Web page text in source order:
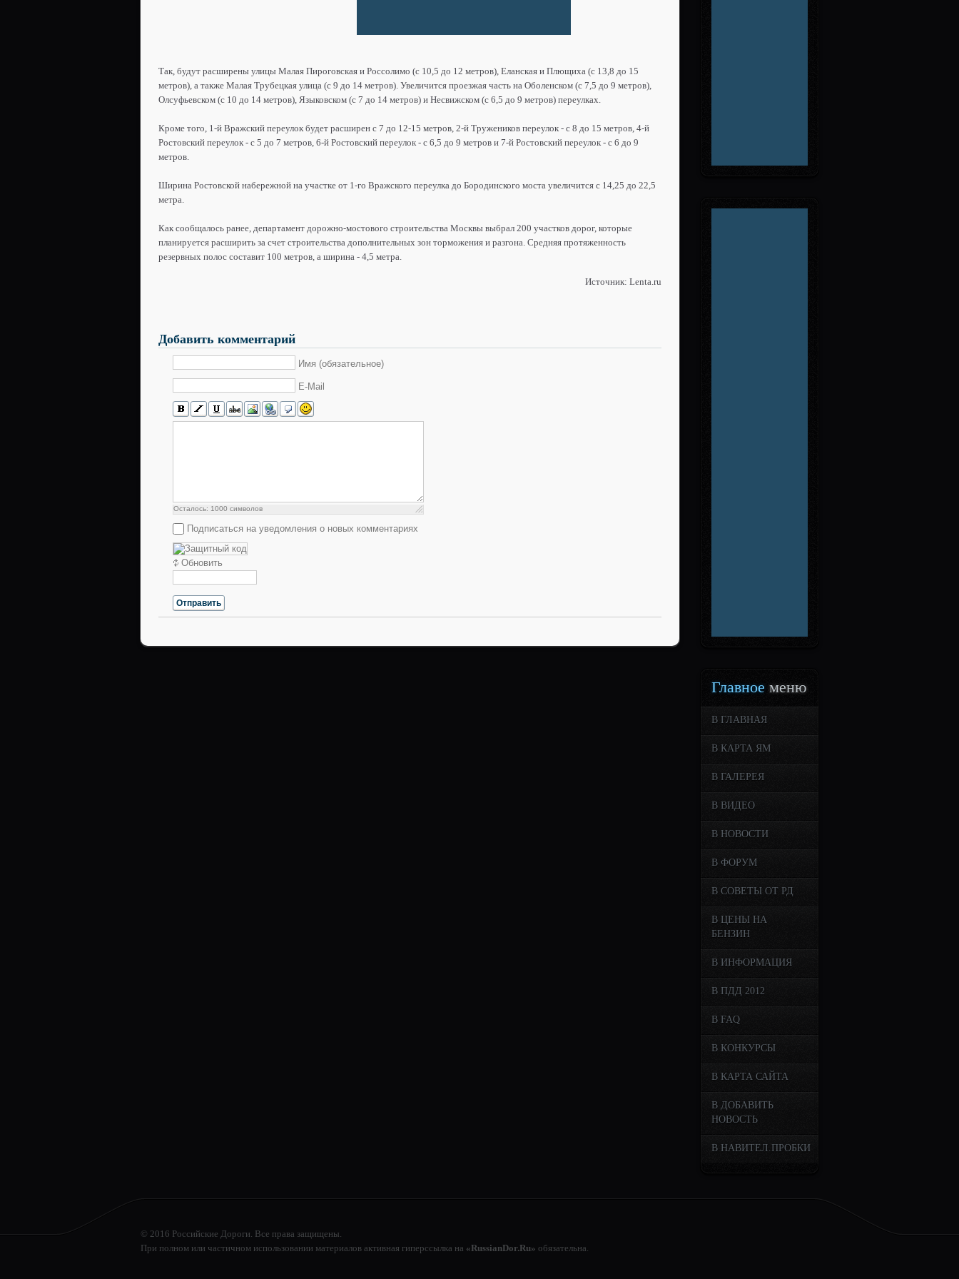
Так, будут расширены улицы Малая Пироговская и Россолимо (с 10,5 до 12 метров), Еланская и Плющиха (с 13,8 до 15
метров), а также Малая Трубецкая улица (с 9 до 14 метров). Увеличится проезжая часть на Оболенском (с 7,5 до 9 метров),
Олсуфьевском (с 10 до 14 метров), Языковском (с 7 до 14 метров) и Несвижском (с 6,5 до 9 метров) переулках.
Кроме того, 1-й Вражский переулок будет расширен с 7 до 12-15 метров, 2-й Тружеников переулок - с 8 до 15 метров, 4-й
Ростовский переулок - с 5 до 7 метров, 6-й Ростовский переулок - с 6,5 до 9 метров и 7-й Ростовский переулок - с 6 до 9
метров.
Ширина Ростовской набережной на участке от 1-го Вражского переулка до Бородинского моста увеличится с 14,25 до 22,5
метра.
Как сообщалось ранее, департамент дорожно-мостового строительства Москвы выбрал 200 участков дорог, которые
планируется расширить за счет строительства дополнительных зон торможения и разгона. Средняя протяженность
резервных полос составит 100 метров, а ширина - 4,5 метра.
Источник: Lenta.ru
Добавить комментарий
Имя (обязательное)
E-Mail
Осталось: 1000 символов
Подписаться на уведомления о новых комментариях
Обновить
Отправить
Главное меню
В ГЛАВНАЯ
В КАРТА ЯМ
В ГАЛЕРЕЯ
В ВИДЕО
В НОВОСТИ
В ФОРУМ
В СОВЕТЫ ОТ РД
В ЦЕНЫ НА
БЕНЗИН
В ИНФОРМАЦИЯ
В ПДД 2012
В FAQ
В КОНКУРСЫ
В КАРТА САЙТА
В ДОБАВИТЬ
НОВОСТЬ
В НАВИТЕЛ.ПРОБКИ
© 2016 Российские Дороги. Все права защищены.
При полном или частичном использовании материалов активная гиперссылка на «RussianDor.Ru» обязательна.